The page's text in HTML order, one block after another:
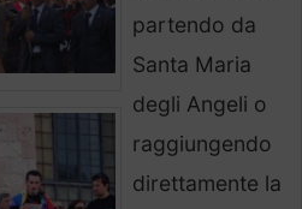
partendo da
Santa Maria
degli Angeli o
raggiungendo
direttamente la